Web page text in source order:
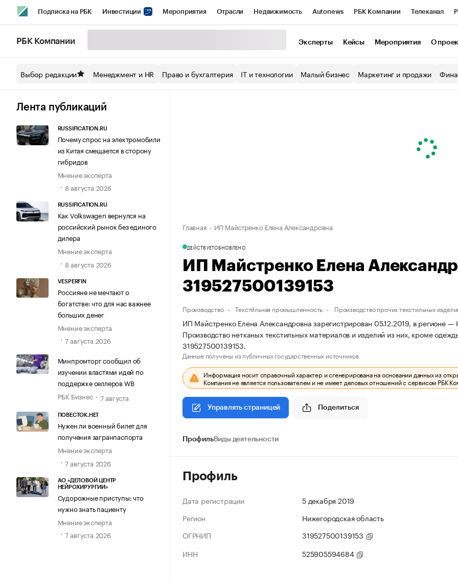
Подписка на РБК Инвестиции Мероприятия Отрасли Недвижимость Autonews РБК Компании Телеканал
Спецпроекты СПб Конференции СПб Спецпроекты Экономика Бизнес
Технологии и медиа
РБК Компании Эксперты Кейсы Мероприятия О
Выбор редакции Менеджмент и HR Право и бухгалтерия IT и технологии Малый бизнес Маркетинг и продажи
Лента публикаций
RUSSIFICATION.RU
Почему спрос на электромобили
из Китая смещается в сторону
гибридов
Мнение эксперта
8 августа 2026
RUSSIFICATION.RU
Как Volkswagen вернулся на
российский рынок без единого
дилера
Мнение эксперта
8 августа 2026
VESPERFIN
Россияне не мечтают о
богатстве: что для нас важнее
больших денег
Мнение эксперта
7 августа 2026
Минпромторг сообщил об
изучении властями идей по
поддержке селлеров WB
РБК Бизнес
7 августа
ПОВЕСТОК.НЕТ
Нужен ли военный билет для
получения загранпаспорта
Мнение эксперта
7 августа 2026
АО «ДЕЛОВОЙ ЦЕНТР
НЕЙРОХИРУРГИИ»
Судорожные приступы: что
нужно знать пациенту
Мнение эксперта
7 августа 2026
Главная ИП Майстренко Елена Александровна
ДЕЙСТВУЕТОБНОВЛЕНО
ИП Майстренко Елена
319527500139153
Производство Тексти́льная промышленность Производство прочих текстильных
ИП Майстренко Елена Александровна зарегистрирован 05.12.2019, в регионе
Производство нетканых текстильных материалов и изделий из них, кроме
319527500139153.
Данные получены из публичных государственных источников.
Информация носит справочный характер и сгенерирована на основании данных из
Компания не является пользователем и не имеет деловых отношений с сервисом РБК
Управлять страницей Поделиться
ПрофильВиды деятельности
Профиль
Дата регистрации
5 декабря 2019
Регион
Нижегородская область
ОГРНИП
319527500139153
ИНН
525905594684